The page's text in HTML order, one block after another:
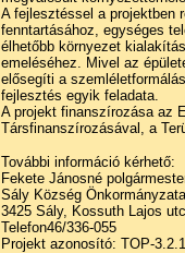
A fejlesztéssel a projektben
fenntartásához, egységes
élhetőbb környezet
emeléséhez. Mivel az
elősegíti a
fejlesztés egyik feladata.
A projekt finanszírozása az
Társfinanszírozásával, a
További információ kérhető:
Fekete Jánosné
Sály Község Önkormányzata
3425 Sály, Kossuth Lajos
Telefon46/336-055
Projekt azonosító: TOP-